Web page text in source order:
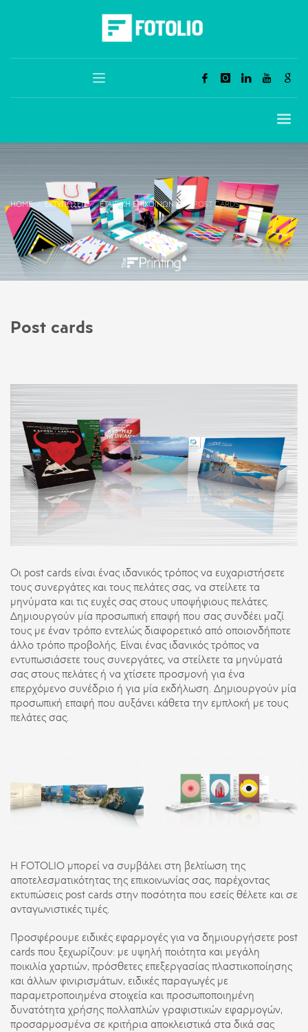
HOME ΕΚΤΥΠΏΣΕΙΣ ΕΤΑΙΡΙΚΉ ΕΠΙΚΟΙΝΩΝΊΑ POST CARDS
Post cards
Οι post cards είναι ένας ιδανικός τρόπος να ευχαριστήσετε
τους συνεργάτες και τους πελάτες σας, να στείλετε τα
μηνύματα και τις ευχές σας στους υποψήφιους πελάτες.
Δημιουργούν μία προσωπική επαφή που σας συνδέει μαζί
τους με έναν τρόπο εντελώς διαφορετικό από οποιονδήποτε
άλλο τρόπο προβολής. Είναι ένας ιδανικός τρόπος να
εντυπωσιάσετε τους συνεργάτες, να στείλετε τα μηνύματά
σας στους πελάτες ή να χτίσετε προσμονή για ένα
επερχόμενο συνέδριο ή για μία εκδήλωση. Δημιουργούν μία
προσωπική επαφή που αυξάνει κάθετα την εμπλοκή με τους
πελάτες σας.
Η FOTOLIO μπορεί να συμβάλει στη βελτίωση της
αποτελεσματικότητας της επικοινωνίας σας, παρέχοντας
εκτυπώσεις post cards στην ποσότητα που εσείς θέλετε και σε
ανταγωνιστικές τιμές.
Προσφέρουμε ειδικές εφαρμογές για να δημιουργήσετε post
cards που ξεχωρίζουν: με υψηλή ποιότητα και μεγάλη
ποικιλία χαρτιών, πρόσθετες επεξεργασίας πλαστικοποίησης
και άλλων φινιρισμάτων, ειδικές παραγωγές με
παραμετροποιημένα στοιχεία και προσωποποιημένη
δυνατότητα χρήσης πολλαπλών γραφιστικών εφαρμογών,
προσαρμοσμένα σε κριτήρια αποκλειστικά στα δικά σας